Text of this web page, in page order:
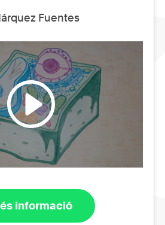
Fuentes
informació